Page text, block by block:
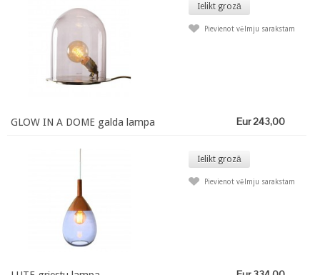
Ielikt grozā
Pievienot vēlmju sarakstam
Eur 243,00
GLOW IN A DOME galda lampa
Ielikt grozā
Pievienot vēlmju sarakstam